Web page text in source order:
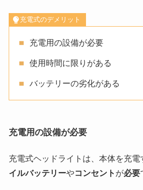
充電式のデメリット
充電用の設備が必要
使用時間に限りがある
バッテリーの劣化がある
充電用の設備が必要
充電式ヘッドライトは、本体を充電
イルバッテリーやコンセント が必要